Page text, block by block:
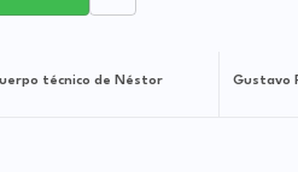
Gustavo
técnico de Néstor